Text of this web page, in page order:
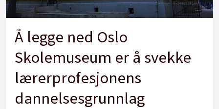
Å legge ned Oslo
Skolemuseum er å svekke
lærerprofesjonens
dannelsesgrunnlag